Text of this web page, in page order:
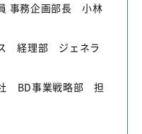
事務企画部長 小林
ス 経理部 ジェネラ
BD事業戦略部 担